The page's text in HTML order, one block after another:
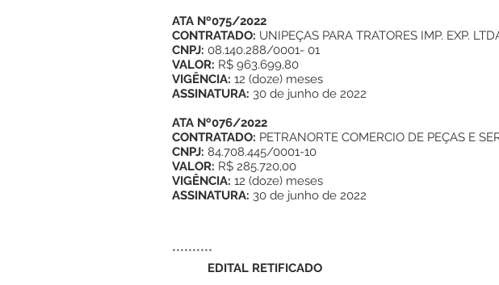
ATA Nº075/2022
CONTRATADO: UNIPEÇAS PARA TRATORES IMP. EXP.
CNPJ: 08.140.288/0001- 01
VALOR: R$ 963.699,80
VIGÊNCIA: 12 (doze) meses
ASSINATURA: 30 de junho de 2022
ATA Nº076/2022
CONTRATADO: PETRANORTE COMERCIO DE PEÇAS E
CNPJ: 84.708.445/0001-10
VALOR: R$ 285.720,00
VIGÊNCIA: 12 (doze) meses
ASSINATURA: 30 de junho de 2022
**********
EDITAL RETIFICADO